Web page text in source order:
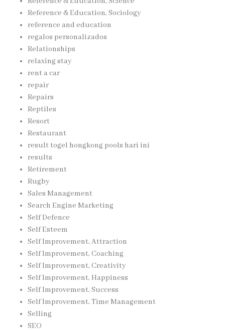
Reference & Education, Sociology
reference and education
regalos personalizados
Relationships
relaxing stay
rent a car
repair
Repairs
Reptiles
Resort
Restaurant
result togel hongkong pools hari ini
results
Retirement
Rugby
Sales Management
Search Engine Marketing
Self Defence
Self Esteem
Self Improvement, Attraction
Self Improvement, Coaching
Self Improvement, Creativity
Self Improvement, Happiness
Self Improvement, Success
Self Improvement, Time Management
Selling
SEO